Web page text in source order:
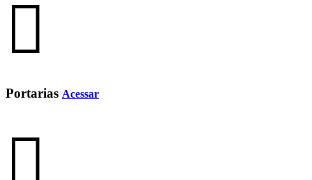
Portarias Acessar